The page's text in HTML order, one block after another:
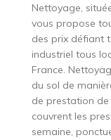
Nettoyage,
vous propose
des prix défiant
industriel tous
France.
du sol de
de prestation
couvrent les
semaine,